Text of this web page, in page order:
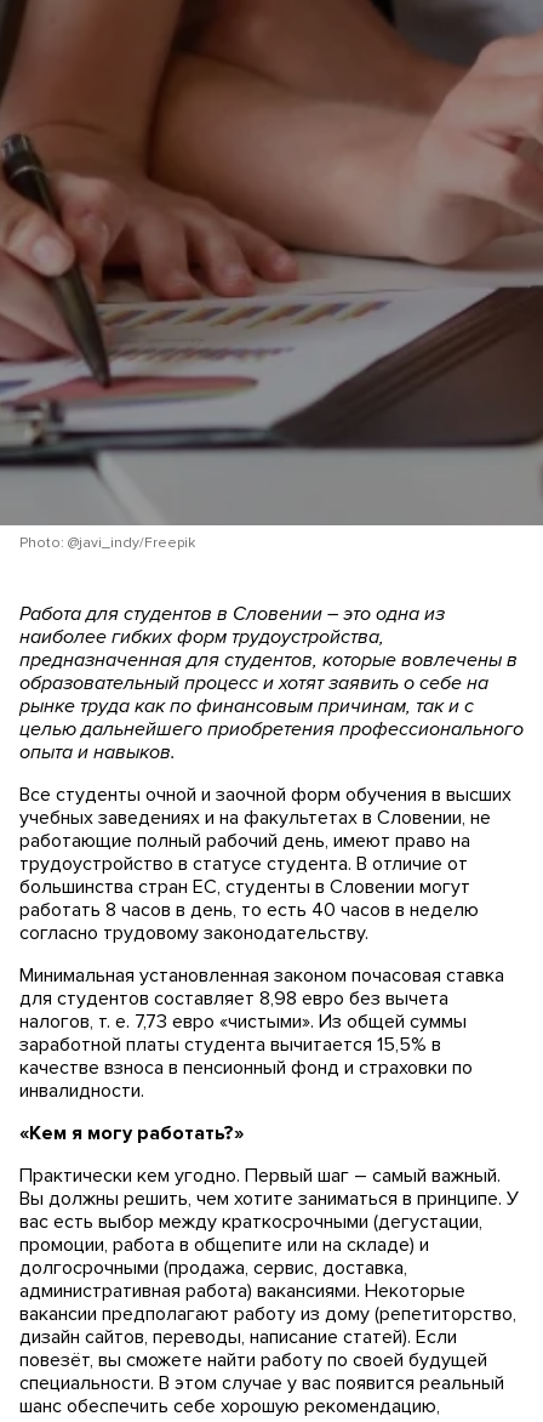
Photo: @javi_indy/Freepik
Работа для студентов в Словении – это одна из
наиболее гибких форм трудоустройства,
предназначенная для студентов, которые вовлечены в
образовательный процесс и хотят заявить о себе на
рынке труда как по финансовым причинам, так и с
целью дальнейшего приобретения профессионального
опыта и навыков.
Все студенты очной и заочной форм обучения в высших
учебных заведениях и на факультетах в Словении, не
работающие полный рабочий день, имеют право на
трудоустройство в статусе студента. В отличие от
большинства стран ЕС, студенты в Словении могут
работать 8 часов в день, то есть 40 часов в неделю
согласно трудовому законодательству.
Минимальная установленная законом почасовая ставка
для студентов составляет 8,98 евро без вычета
налогов, т. е. 7,73 евро «чистыми». Из общей суммы
заработной платы студента вычитается 15,5% в
качестве взноса в пенсионный фонд и страховки по
инвалидности.
«Кем я могу работать?»
Практически кем угодно. Первый шаг – самый важный.
Вы должны решить, чем хотите заниматься в принципе. У
вас есть выбор между краткосрочными (дегустации,
промоции, работа в общепите или на складе) и
долгосрочными (продажа, сервис, доставка,
административная работа) вакансиями. Некоторые
вакансии предполагают работу из дому (репетиторство,
дизайн сайтов, переводы, написание статей). Если
повезёт, вы сможете найти работу по своей будущей
специальности. В этом случае у вас появится реальный
шанс обеспечить себе хорошую рекомендацию,
Бесплатная консультация
Я согласен(а) на обработку моих персональных
данных
Я согласен(а) с условиями использования